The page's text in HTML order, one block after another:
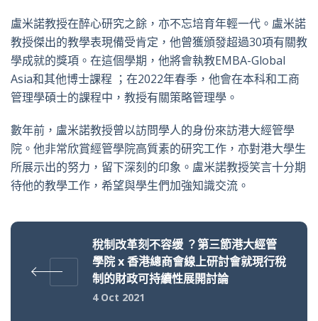
盧米諾教授在醉心研究之餘，亦不忘培育年輕一代。盧米諾
教授傑出的教學表現備受肯定，他曾獲頒發超過30項有關教
學成就的獎項。在這個學期，他將會執教EMBA-Global
Asia和其他博士課程 ；在2022年春季，他會在本科和工商
管理學碩士的課程中，教授有關策略管理學。
數年前，盧米諾教授曾以訪問學人的身份來訪港大經管學
院。他非常欣賞經管學院高質素的研究工作，亦對港大學生
所展示出的努力，留下深刻的印象。盧米諾教授笑言十分期
待他的教學工作，希望與學生們加強知識交流。
稅制改革刻不容缓 ？第三節港大經管
學院 x 香港總商會線上研討會就現行稅
制的財政可持續性展開討論
4 Oct 2021